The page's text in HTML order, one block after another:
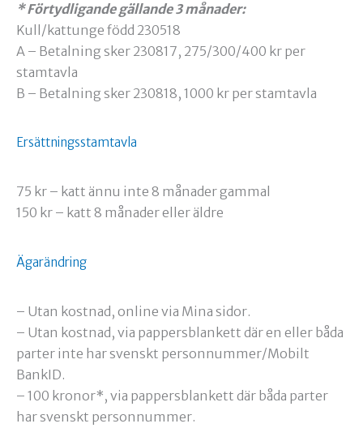
* Förtydligande gällande 3 månader:
Kull/kattunge född 230518
A – Betalning sker 230817, 275/300/400 kr per
stamtavla
B – Betalning sker 230818, 1000 kr per stamtavla
Ersättningsstamtavla
75 kr – katt ännu inte 8 månader gammal
150 kr – katt 8 månader eller äldre
Ägarändring
– Utan kostnad, online via Mina sidor.
– Utan kostnad, via pappersblankett där en eller båda
parter inte har svenskt personnummer/Mobilt
BankID.
– 100 kronor*, via pappersblankett där båda parter
har svenskt personnummer.